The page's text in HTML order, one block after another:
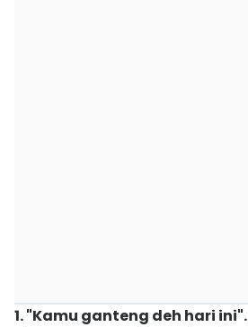
1. "Kamu ganteng deh hari ini".